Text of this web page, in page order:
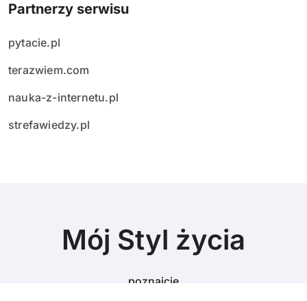
Partnerzy serwisu
pytacie.pl
terazwiem.com
nauka-z-internetu.pl
strefawiedzy.pl
Mój Styl życia
poznajcie